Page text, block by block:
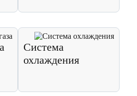
Система
охлаждения